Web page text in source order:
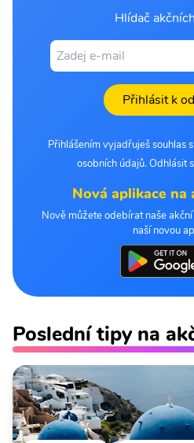
Hlídač
Přihlásit k
Přihlášením vyjadřuješ souhlas
osobních údajů. Odhlásit
Nová aplikace na
Nově můžete odebírat naše
naší novou
Poslední tipy na